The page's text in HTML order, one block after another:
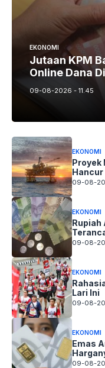
EKONOMI
Jutaan KPM
Online Dana
09-08-2026 - 11.45
EKONOMI
Proyek
Hancur
09-08-
EKONOMI
Rupiah
09-08-
EKONOMI
Lari Ini
09-08-
EKONOMI
Emas
09-08-